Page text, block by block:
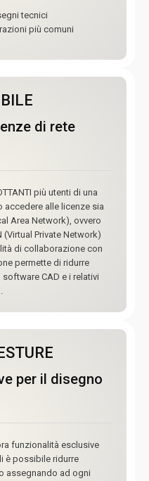
tecnici
più comuni
di rete
più utenti di una
alle licenze sia
Area Network), ovvero
(Virtual Private Network)
di collaborazione con
permette di ridurre
CAD e i relativi
per il disegno
funzionalità esclusive
è possibile ridurre
assegnando ad ogni